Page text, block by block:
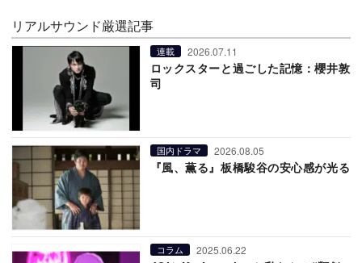
リアルサウンド厳選記事
連載 2026.07.11
ロックスターと過ごした記憶：櫻井敦
司
国内ドラマ 2026.08.05
『風、薫る』板橋駿谷の安心感が光る
コラム 2025.06.22